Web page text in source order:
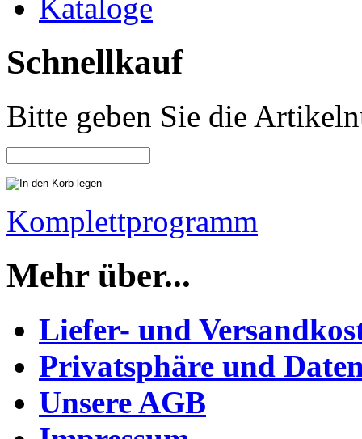
Kataloge
Schnellkauf
Bitte geben Sie die
Komplettprogramm
Mehr über...
Liefer- und
Privatsphäre und
Unsere AGB